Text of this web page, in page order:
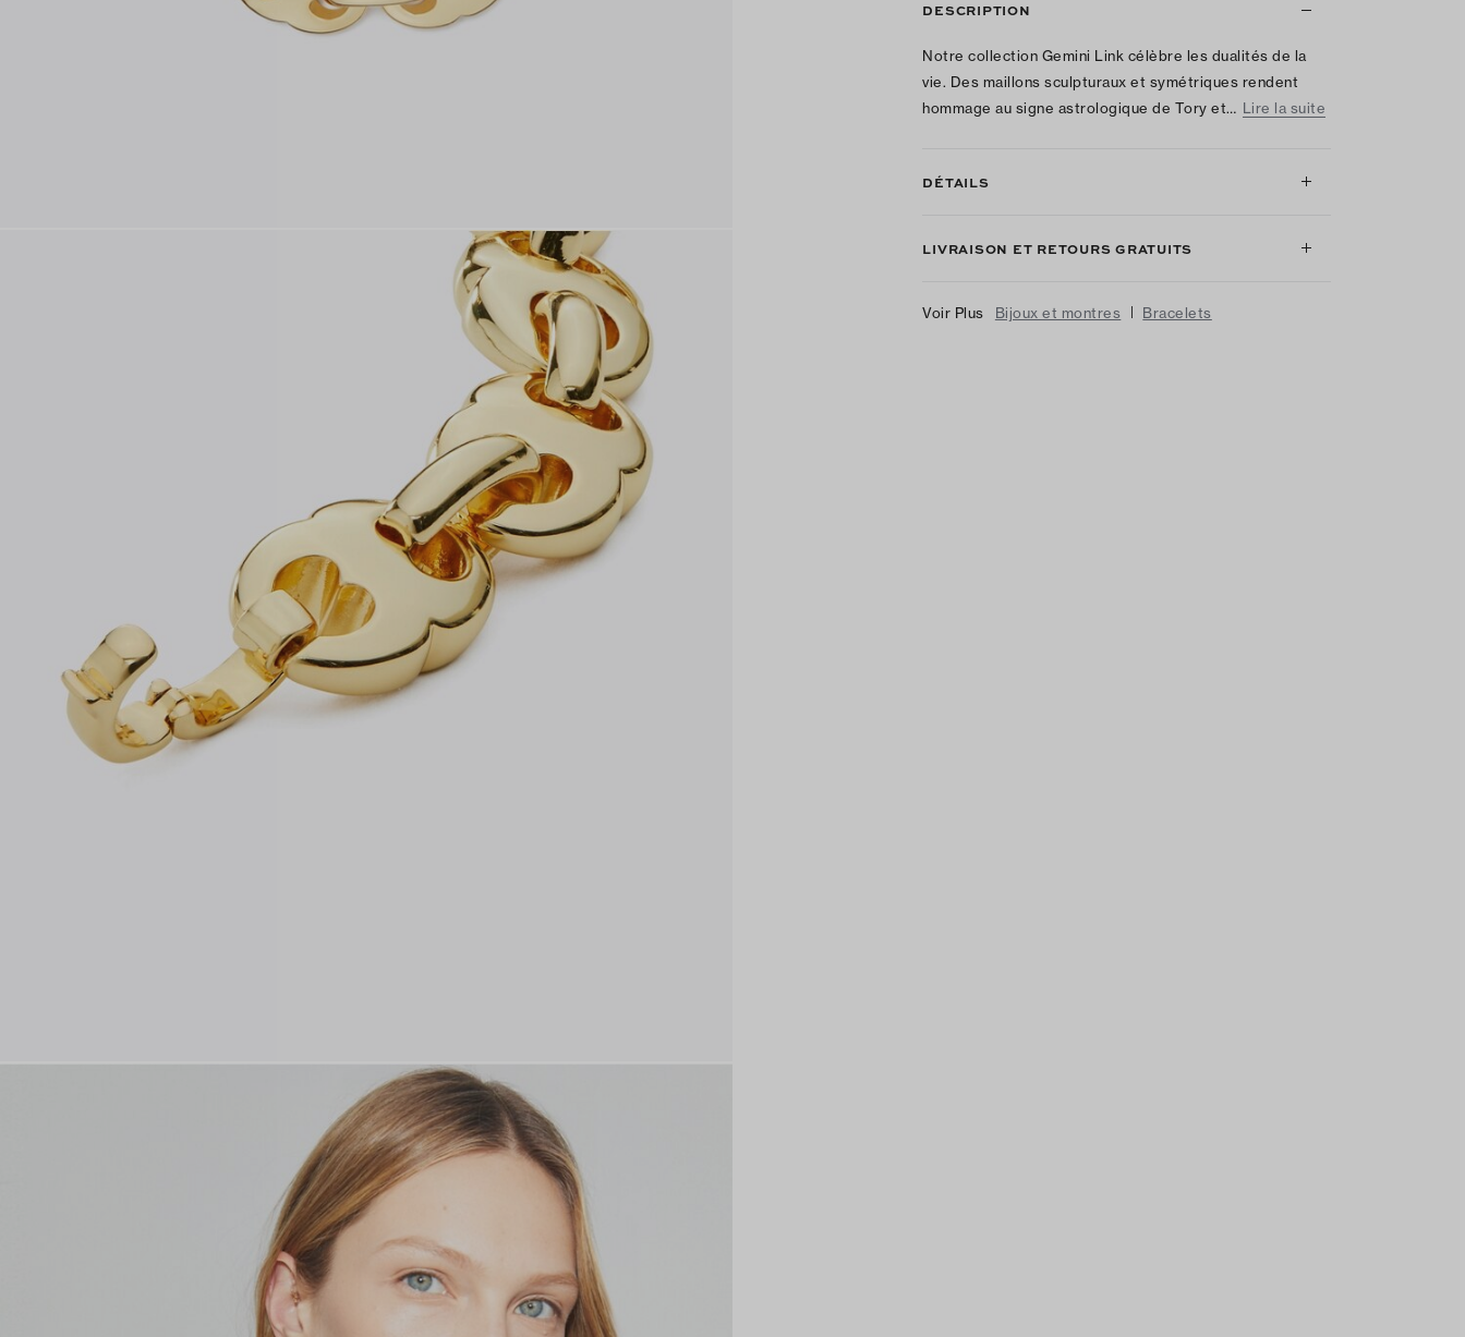
DESCRIPTION
Notre collection Gemini Link célèbre les dualités de la
vie. Des maillons sculpturaux et symétriques rendent
hommage au signe astrologique de Tory et… Lire la suite
DÉTAILS
LIVRAISON ET RETOURS GRATUITS
Voir Plus Bijoux et montres Bracelets